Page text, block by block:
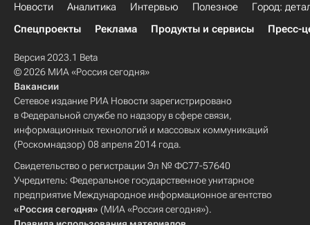
Новости Аналитика Интервью Полезное
Город:
Спецпроекты
Реклама Продукты и сервисы Пресс-
Версия 2023.1 Beta
© 2026 МИА «Россия сегодня»
Вакансии
Сетевое издание РИА Новости зарегистрировано
в Федеральной службе по надзору в сфере связи,
информационных технологий и массовых коммуникаций
(Роскомнадзор) 08 апреля 2014 года.
Свидетельство о регистрации Эл № ФС77-57640
Учредитель: Федеральное государственное унитарное
предприятие Международное информационное агентство
«Россия сегодня» (МИА «Россия сегодня»).